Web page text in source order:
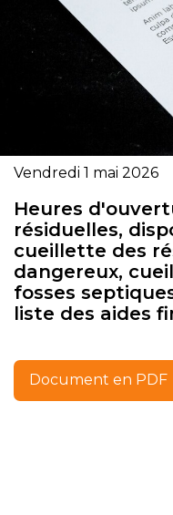
Vendredi 1 mai 2026
Heures
résiduelles,
cueillette des
dangereux,
fosses
liste des aides
Document en PDF